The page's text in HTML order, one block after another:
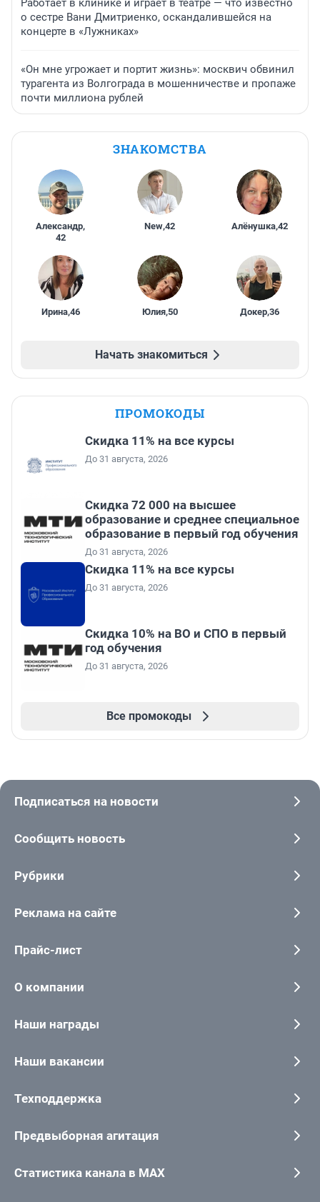
Работает в клинике и играет в театре — что известно
о сестре Вани Дмитриенко, оскандалившейся на
концерте в «Лужниках»
«Он мне угрожает и портит жизнь»: москвич обвинил
турагента из Волгограда в мошенничестве и пропаже
почти миллиона рублей
ЗНАКОМСТВА
Александр,
42
New,42 Алёнушка,42
Ирина,46 Юлия,50 Докер,36
Начать знакомиться
ПРОМОКОДЫ
Скидка 11% на все курсы
До 31 августа, 2026
Скидка 72 000 на высшее
образование и среднее специальное
образование в первый год обучения
До 31 августа, 2026
Скидка 11% на все курсы
До 31 августа, 2026
Скидка 10% на ВО и СПО в первый
год обучения
До 31 августа, 2026
Все промокоды
Подписаться на новости
Сообщить новость
Рубрики
Реклама на сайте
Прайс-лист
О компании
Наши награды
Наши вакансии
Техподдержка
Предвыборная агитация
Статистика канала в MAX